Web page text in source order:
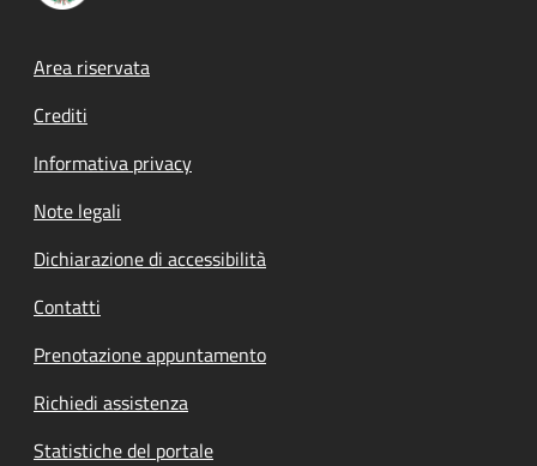
Footer menu
Area riservata
Crediti
Informativa privacy
Note legali
Dichiarazione di accessibilità
Contatti
Prenotazione appuntamento
Richiedi assistenza
Statistiche del portale